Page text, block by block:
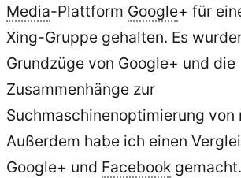
Media-Plattform Google+ für
Xing-Gruppe gehalten. Es
Grundzüge von Google+ und die
Zusammenhänge zur
Suchmaschinenoptimierung von
Außerdem habe ich einen
Google+ und Facebook gemacht.